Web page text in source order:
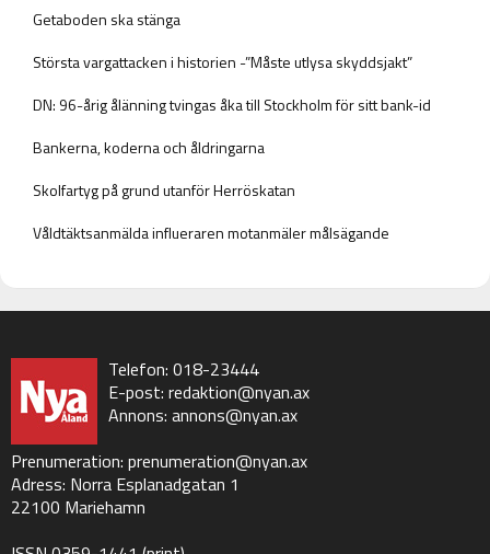
Getaboden ska stänga
Största vargattacken i historien -”Måste utlysa skyddsjakt”
DN: 96-årig ålänning tvingas åka till Stockholm för sitt bank-id
Bankerna, koderna och åldringarna
Skolfartyg på grund utanför Herröskatan
Våldtäktsanmälda influeraren motanmäler målsägande
Telefon: 018-23444
E-post: redaktion@nyan.ax
Annons: annons@nyan.ax
Prenumeration: prenumeration@nyan.ax
Adress: Norra Esplanadgatan 1
22100 Mariehamn